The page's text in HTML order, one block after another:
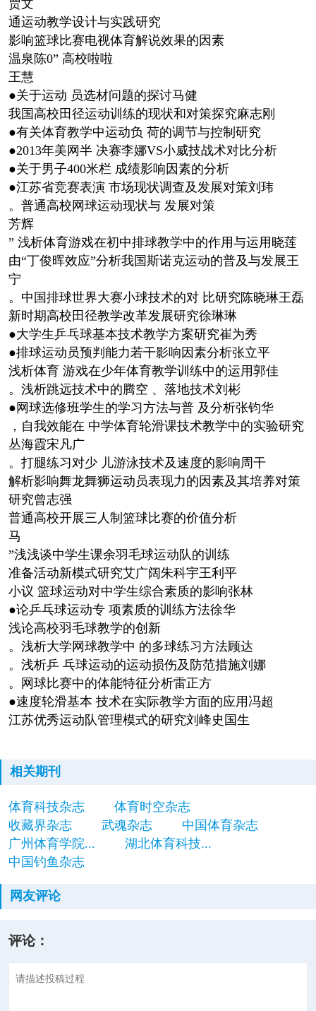
贾文
通运动教学设计与实践研究
影响篮球比赛电视体育解说效果的因素
温泉陈0” 高校啦啦
王慧
●关于运动 员选材问题的探讨马健
我国高校田径运动训练的现状和对策探究麻志刚
●有关体育教学中运动负 荷的调节与控制研究
●2013年美网半 决赛李娜VS小威技战术对比分析
●关于男子400米栏 成绩影响因素的分析
●江苏省竞赛表演 市场现状调查及发展对策刘玮
。普通高校网球运动现状与 发展对策
芳辉
” 浅析体育游戏在初中排球教学中的作用与运用晓莲
由“丁俊晖效应”分析我国斯诺克运动的普及与发展王
宁
。中国排球世界大赛小球技术的对 比研究陈晓琳王磊
新时期高校田径教学改革发展研究徐琳琳
●大学生乒乓球基本技术教学方案研究崔为秀
●排球运动员预判能力若干影响因素分析张立平
浅析体育 游戏在少年体育教学训练中的运用郭佳
。浅析跳远技术中的腾空 、落地技术刘彬
●网球选修班学生的学习方法与普 及分析张钧华
，自我效能在 中学体育轮滑课技术教学中的实验研究
丛海霞宋凡广
。打腿练习对少 儿游泳技术及速度的影响周干
解析影响舞龙舞狮运动员表现力的因素及其培养对策
研究曾志强
普通高校开展三人制篮球比赛的价值分析
马
”浅浅谈中学生课余羽毛球运动队的训练
准备活动新模式研究艾广阔朱科宇王利平
小议 篮球运动对中学生综合素质的影响张林
●论乒乓球运动专 项素质的训练方法徐华
浅论高校羽毛球教学的创新
。浅析大学网球教学中 的多球练习方法顾达
。浅析乒 乓球运动的运动损伤及防范措施刘娜
。网球比赛中的体能特征分析雷正方
●速度轮滑基本 技术在实际教学方面的应用冯超
江苏优秀运动队管理模式的研究刘峰史国生
相关期刊
体育科技杂志
体育时空杂志
收藏界杂志
武魂杂志
中国体育杂志
广州体育学院...
湖北体育科技...
中国钓鱼杂志
网友评论
评论：